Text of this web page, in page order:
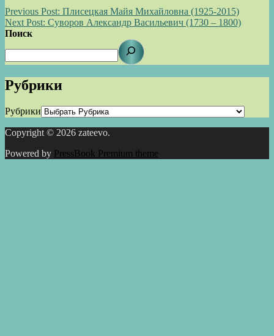
Previous Post: Плисецкая Майя Михайловна (1925-2015)
Next Post: Суворов Александр Васильевич (1730 – 1800)
Поиск
Рубрики
Рубрики
Copyright © 2026 zateevo.
Powered by PressBook Premium theme